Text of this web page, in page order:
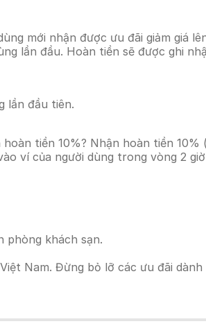
mới nhận được ưu đãi giảm giá
lần đầu. Hoàn tiền sẽ được ghi
lần đầu tiên.
tiền 10%? Nhận hoàn tiền
ví của người dùng trong vòng 2
phòng khách sạn.
Nam. Đừng bỏ lỡ các ưu đãi